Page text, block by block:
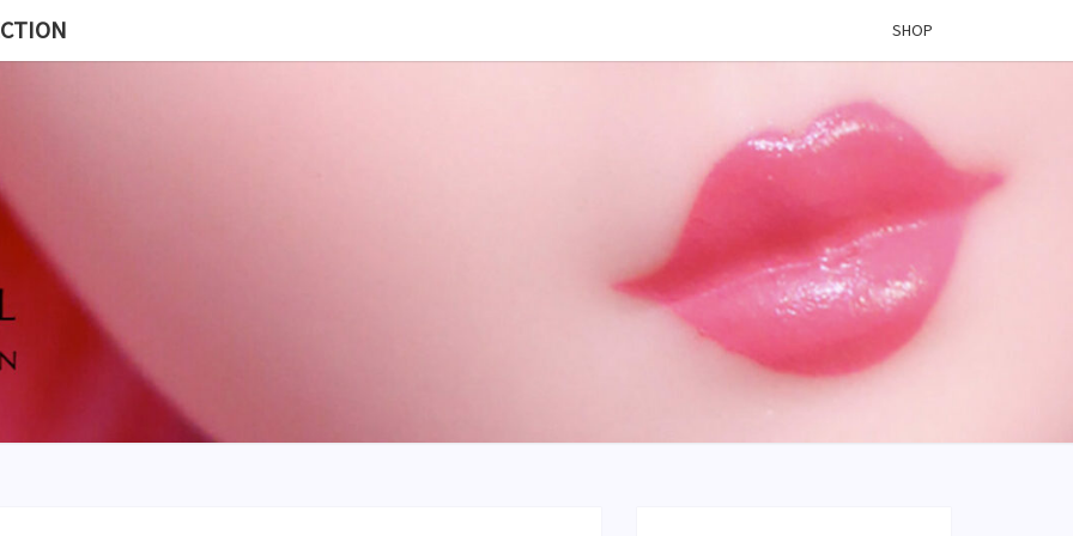
SHOP
MISS VINYL
BLOG –
POUPÉES DE